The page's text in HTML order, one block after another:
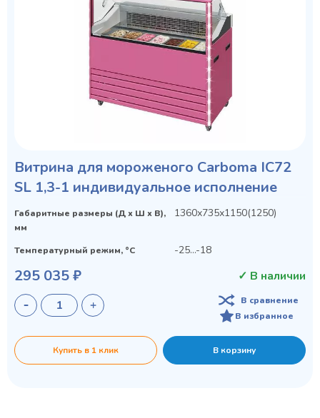
Витрина для мороженого Carboma IC72
SL 1,3-1 индивидуальное исполнение
Габаритные размеры (Д х Ш х В),
мм
1360х735х1150(1250)
Температурный режим, °C -25...-18
295 035 ₽ ✓ В наличии
В сравнение
В избранное
Купить в 1 клик В корзину